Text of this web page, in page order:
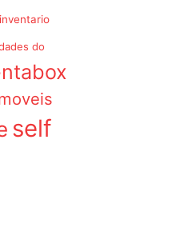
inventario
do
self